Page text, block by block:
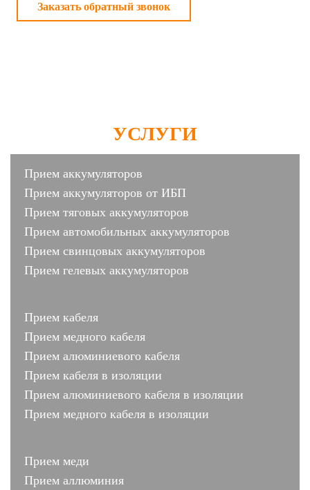
Заказать обратный звонок
УСЛУГИ
Прием аккумуляторов
Прием аккумуляторов от ИБП
Прием тяговых аккумуляторов
Прием автомобильных аккумуляторов
Прием свинцовых аккумуляторов
Прием гелевых аккумуляторов
Прием кабеля
Прием медного кабеля
Прием алюминиевого кабеля
Прием кабеля в изоляции
Прием алюминиевого кабеля в изоляции
Прием медного кабеля в изоляции
Прием меди
Прием аллюминия